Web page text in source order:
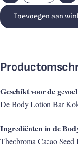
Toevoegen aan
Geschikt voor de
De Body Lotion Bar
Ingrediënten in de
Theobroma Cacao